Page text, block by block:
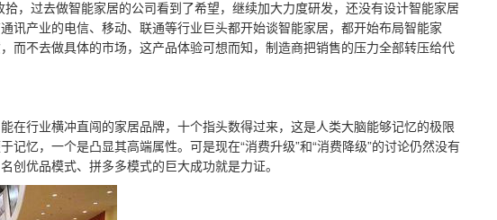
，过去做智能家居的公司看到了希望，继续加大力度研发，还没有设计智能家居
产业的电信、移动、联通等行业巨头都开始谈智能家居，都开始布局智能家
而不去做具体的市场，这产品体验可想而知，制造商把销售的压力全部转压给代
行业横冲直闯的家居品牌，十个指头数得过来，这是人类大脑能够记忆的极限
忆，一个是凸显其高端属性。可是现在“消费升级”和“消费降级”的讨论仍然没有
优品模式、拼多多模式的巨大成功就是力证。